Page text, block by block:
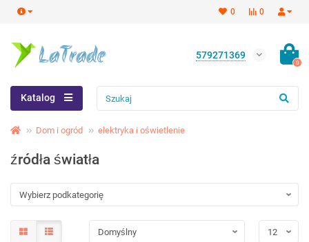
0
0
579271369
0
Katalog
Dom i ogród elektryka i oświetlenie
źródła światła